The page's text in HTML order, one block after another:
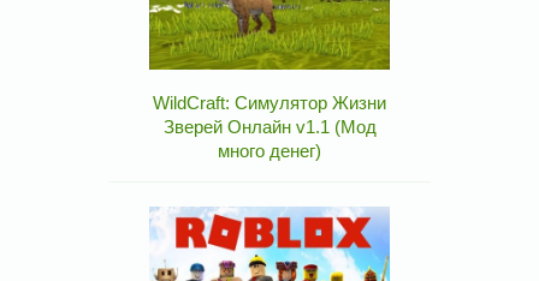
WildCraft: Симулятор Жизни
Зверей Онлайн v1.1 (Мод
много денег)